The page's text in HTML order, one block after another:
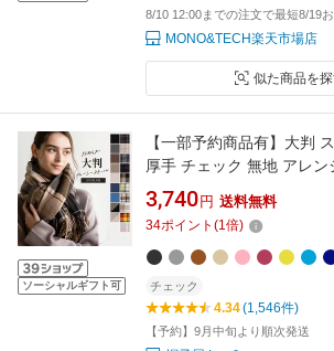
8/10 12:00までの注文で最短8/19
MONO&TECH楽天市場店
似た商品を
ソーシャルギフト可
【一部予約商品有】大判
厚手 チェック 無地 アレン
マス バレンタイン プレゼ
っち マフラー ブランケッ
Loo＆c gim
3,740 円 送料無料
34ポイント (1倍)
チェック
4.34(1,546件)
【予約】9月中旬より順次発送